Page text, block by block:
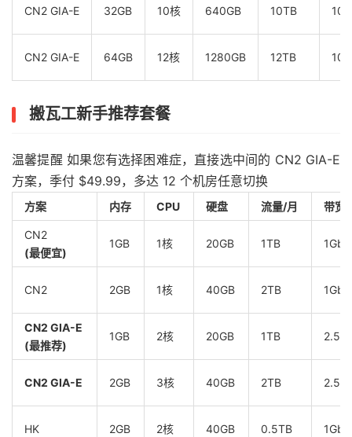
CN2 GIA-E 32GB 10核 640GB 10TB
CN2 GIA-E 64GB 12核 1280GB 12TB
搬瓦工新手推荐套餐
温馨提醒 如果您有选择困难症，直接选中间的 CN2 GIA-E
方案，季付 $49.99，多达 12 个机房任意切换
方案 内存 CPU 硬盘 流量/月 带宽
CN2
(最便宜)
1GB 1核 20GB 1TB
CN2 2GB 1核 40GB 2TB
CN2 GIA-E
(最推荐)
1GB 2核 20GB 1TB
CN2 GIA-E 2GB 3核 40GB 2TB
HK 2GB 2核 40GB 0.5TB